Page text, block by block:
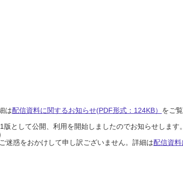
は配信資料に関するお知らせ(PDF形式：124KB） をご
として公開、利用を開始しましたのでお知らせします
迷惑をおかけして申し訳ございません。詳細は配信資料